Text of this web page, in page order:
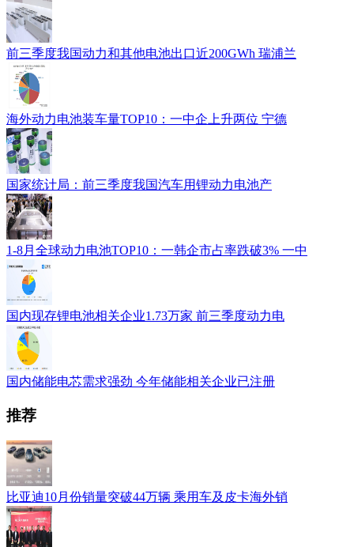
前三季度我国动力和其他电池出口近200GWh 瑞浦兰
海外动力电池装车量TOP10：一中企上升两位 宁德
国家统计局：前三季度我国汽车用锂动力电池产
1-8月全球动力电池TOP10：一韩企市占率跌破3% 一中
国内现存锂电池相关企业1.73万家 前三季度动力电
国内储能电芯需求强劲 今年储能相关企业已注册
推荐
比亚迪10月份销量突破44万辆 乘用车及皮卡海外销